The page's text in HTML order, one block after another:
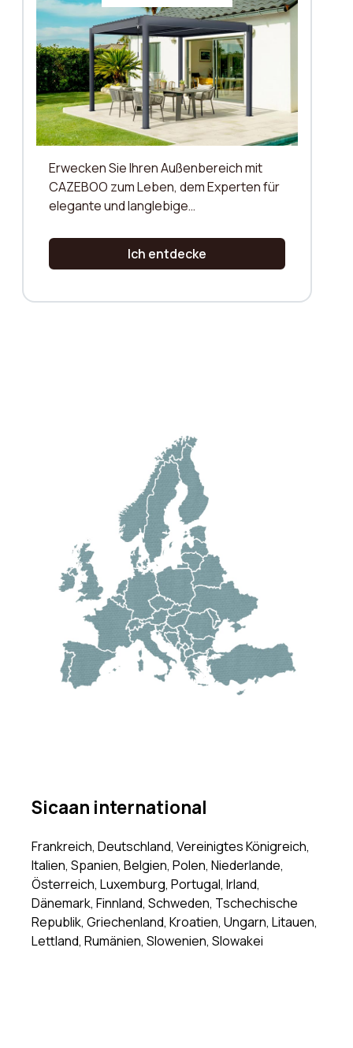
Erwecken Sie Ihren Außenbereich mit
CAZEBOO zum Leben, dem Experten für
elegante und langlebige
Ich entdecke
Sicaan international
Frankreich, Deutschland, Vereinigtes Königreich,
Italien, Spanien, Belgien, Polen, Niederlande,
Österreich, Luxemburg, Portugal, Irland,
Dänemark, Finnland, Schweden, Tschechische
Republik, Griechenland, Kroatien, Ungarn, Litauen,
Lettland, Rumänien, Slowenien, Slowakei